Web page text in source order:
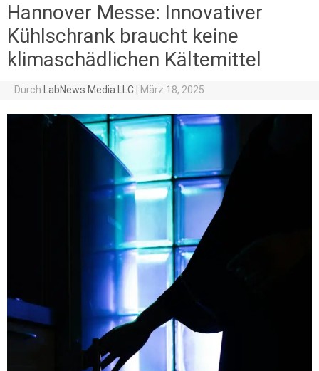
Hannover Messe: Innovativer
Kühlschrank braucht keine
klimaschädlichen Kältemittel
Durch LabNews Media LLC März 18, 2025